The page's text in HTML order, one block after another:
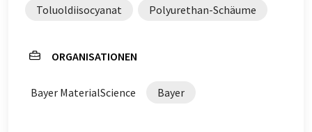
Toluoldiisocyanat Polyurethan-Schäume
ORGANISATIONEN
Bayer MaterialScience Bayer